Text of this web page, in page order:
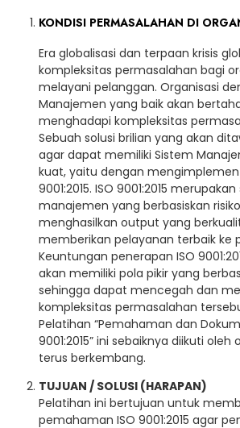
KONDISI PERMASALAHAN DI
Era globalisasi dan terpaan krisis
kompleksitas permasalahan bagi
melayani pelanggan. Organisasi
Manajemen yang baik akan
menghadapi kompleksitas
Sebuah solusi brilian yang akan
agar dapat memiliki Sistem
kuat, yaitu dengan
9001:2015. ISO 9001:2015
manajemen yang berbasiskan
menghasilkan output yang
memberikan pelayanan terbaik ke
Keuntungan penerapan ISO
akan memiliki pola pikir yang
sehingga dapat mencegah dan
kompleksitas permasalahan
Pelatihan “Pemahaman dan
9001:2015” ini sebaiknya diikuti
terus berkembang.
TUJUAN / SOLUSI (HARAPAN)
Pelatihan ini bertujuan untuk
pemahaman ISO 9001:2015 agar